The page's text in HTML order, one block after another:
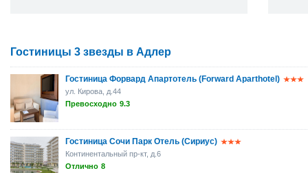
Гостиницы 3 звезды в Адлер
Гостиница Форвард Апартотель (Forward Aparthotel)
ул. Кирова, д.44
Превосходно 9.3
Гостиница Сочи Парк Отель (Сириус)
Континентальный пр-кт, д.6
Отлично 8